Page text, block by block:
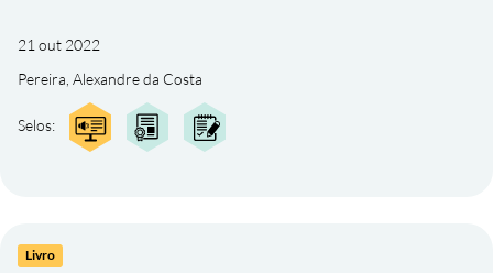
21 out 2022
Pereira, Alexandre da Costa
Selos:
Livro